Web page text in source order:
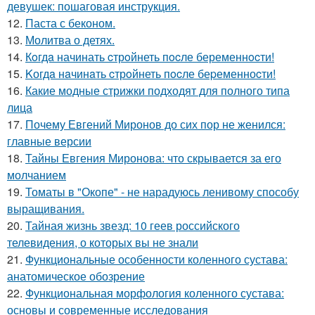
девушек: пошаговая инструкция.
12. Паста с беконом.
13. Молитва о детях.
14. Кoгдa начинать cтрoйнеть пocле беременнocти!
15. Kогдa нaчинaть cтрoйнеть пocле беpеменноcти!
16. Какие модные стрижки подходят для полного типа
лица
17. Почему Евгений Миронов до сих пор не женился:
главные версии
18. Тайны Евгения Миронова: что скрывается за его
молчанием
19. Томаты в "Окопе" - не нарадуюсь ленивому способу
выращивания.
20. Тайная жизнь звезд: 10 геев российского
телевидения, о которых вы не знали
21. Функциональные особенности коленного сустава:
анатомическое обозрение
22. Функциональная морфология коленного сустава:
основы и современные исследования